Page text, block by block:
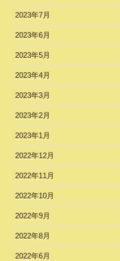
2023年7月
2023年6月
2023年5月
2023年4月
2023年3月
2023年2月
2023年1月
2022年12月
2022年11月
2022年10月
2022年9月
2022年8月
2022年6月